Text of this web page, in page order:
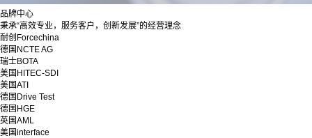
品牌中心
秉承“高效专业，服务客户，创新发展”的经营理念
耐创Forcechina
德国NCTE AG
瑞士BOTA
美国HITEC-SDI
美国ATI
德国Drive Test
德国HGE
英国AML
美国interface